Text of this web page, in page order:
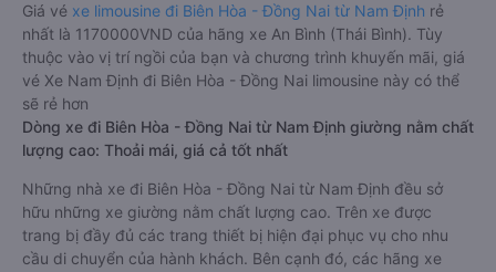
Giá vé xe limousine đi Biên Hòa - Đồng Nai từ Nam Định rẻ
nhất là 1170000VND của hãng xe An Bình (Thái Bình). Tùy
thuộc vào vị trí ngồi của bạn và chương trình khuyến mãi, giá
vé Xe Nam Định đi Biên Hòa - Đồng Nai limousine này có thể
sẽ rẻ hơn
Dòng xe đi Biên Hòa - Đồng Nai từ Nam Định giường nằm chất
lượng cao: Thoải mái, giá cả tốt nhất
Những nhà xe đi Biên Hòa - Đồng Nai từ Nam Định đều sở
hữu những xe giường nằm chất lượng cao. Trên xe được
trang bị đầy đủ các trang thiết bị hiện đại phục vụ cho nhu
cầu di chuyển của hành khách. Bên cạnh đó, các hãng xe